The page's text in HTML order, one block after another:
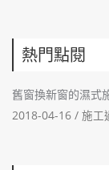
熱門點閱
舊窗換新窗的濕式
2018-04-16 / 施工